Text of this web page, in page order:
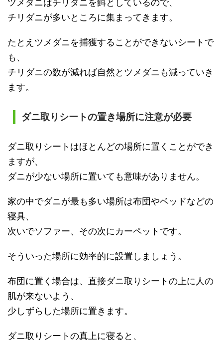
ツメダニはチリダニを餌としているので、
チリダニが多いところに集まってきます。
たとえツメダニを捕獲することができないシートで
も、
チリダニの数が減れば自然とツメダニも減っていき
ます。
ダニ取りシートの置き場所に注意が必要
ダニ取りシートはほとんどの場所に置くことができ
ますが、
ダニが少ない場所に置いても意味がありません。
家の中でダニが最も多い場所は布団やベッドなどの
寝具、
次いでソファー、その次にカーペットです。
そういった場所に効率的に設置しましょう。
布団に置く場合は、直接ダニ取りシートの上に人の
肌が来ないよう、
少しずらした場所に置きます。
ダニ取りシートの真上に寝ると、